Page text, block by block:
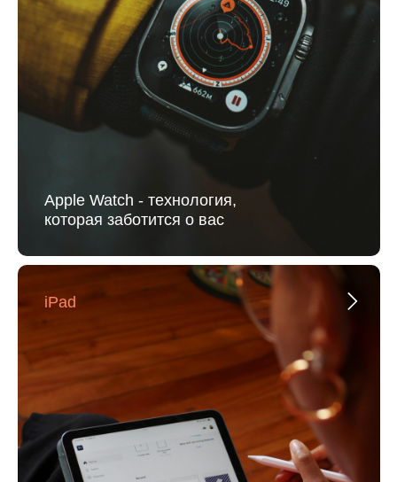
Apple Watch - технология,
которая заботится о вас
iPad